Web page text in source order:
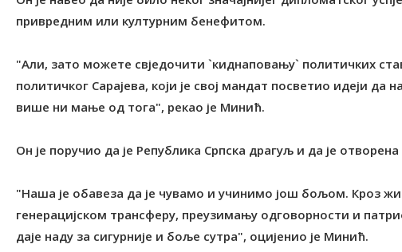
привредним или културним бенефитом.
"Али, зато можете свједочити `киднаповању` политичких
политичког Сарајева, који је свој мандат посветио идеји
више ни мање од тога", рекао је Минић.
Он је поручио да је Република Српска драгуљ и да је
"Наша је обавеза да је чувамо и учинимо још бољом. Кроз
генерацијском трансферу, преузимању одговорности и